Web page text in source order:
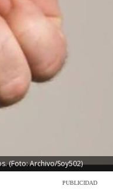
(Foto: Archivo/Soy502)
PUBLICIDAD